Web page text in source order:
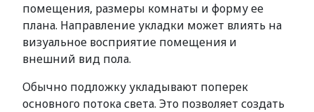
помещения, размеры комнаты и форму ее
плана. Направление укладки может влиять на
визуальное восприятие помещения и
внешний вид пола.
Обычно подложку укладывают поперек
основного потока света. Это позволяет создать